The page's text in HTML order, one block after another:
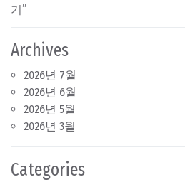
Archives
2026년 7월
2026년 6월
2026년 5월
2026년 3월
Categories
기”